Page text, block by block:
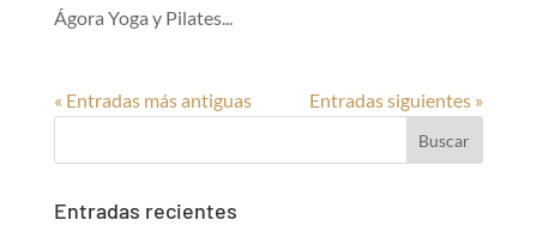
Ágora Yoga y Pilates...
« Entradas más antiguas Entradas siguientes »
Entradas recientes